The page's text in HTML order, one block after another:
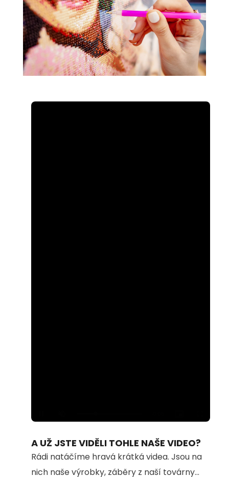
100.00%
A UŽ JSTE VIDĚLI TOHLE NAŠE VIDEO?
Rádi natáčíme hravá krátká videa. Jsou na
nich naše výrobky, záběry z naší továrny...